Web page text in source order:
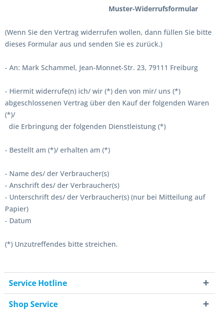
Muster-Widerrufsformular
(Wenn Sie den Vertrag widerrufen wollen, dann füllen Sie bitte
dieses Formular aus und senden Sie es zurück.)
- An: Mark Schammel, Jean-Monnet-Str. 23, 79111 Freiburg
- Hiermit widerrufe(n) ich/ wir (*) den von mir/ uns (*)
abgeschlossenen Vertrag über den Kauf der folgenden Waren
(*)/
die Erbringung der folgenden Dienstleistung (*)
- Bestellt am (*)/ erhalten am (*)
- Name des/ der Verbraucher(s)
- Anschrift des/ der Verbraucher(s)
- Unterschrift des/ der Verbraucher(s) (nur bei Mitteilung auf
Papier)
- Datum
(*) Unzutreffendes bitte streichen.
Service Hotline
Shop Service